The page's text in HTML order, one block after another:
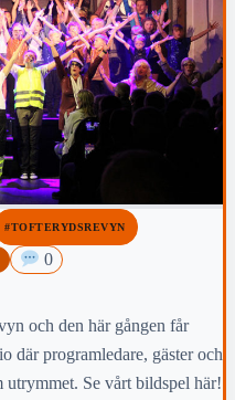
#TOFTERYDSREVYN
0
och den här gången får
där programledare, gäster och
utrymmet. Se vårt bildspel här!